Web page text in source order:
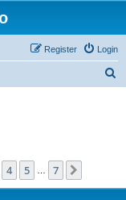
Login
Register
4 5 7